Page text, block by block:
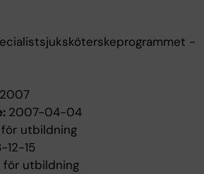
-
2007-04-04
utbildning
15
för utbildning